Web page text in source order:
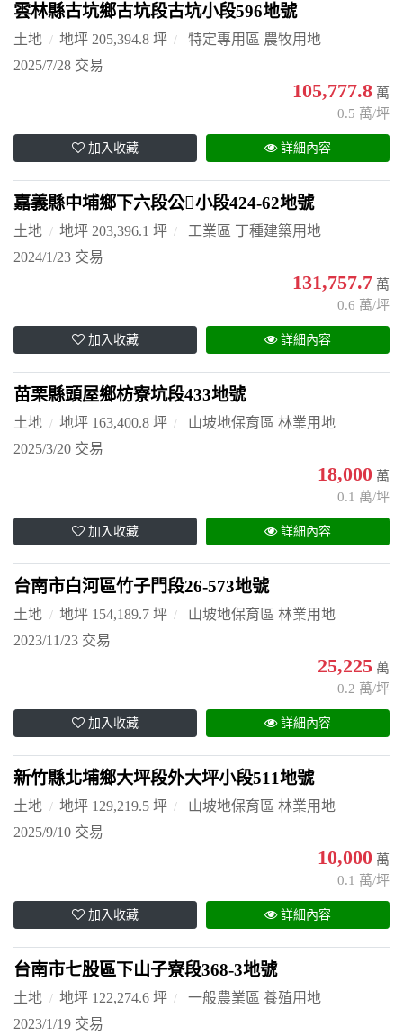
雲林縣古坑鄉古坑段古坑小段596地號
土地 地坪 205,394.8 坪
特定專用區 農牧用地
2025/7/28 交易
105,777.8 萬
0.5 萬/坪
加入收藏 詳細內容
嘉義縣中埔鄉下六段公小段424-62地號
土地 地坪 203,396.1 坪
工業區 丁種建築用地
2024/1/23 交易
131,757.7 萬
0.6 萬/坪
加入收藏 詳細內容
苗栗縣頭屋鄉枋寮坑段433地號
土地 地坪 163,400.8 坪
山坡地保育區 林業用地
2025/3/20 交易
18,000 萬
0.1 萬/坪
加入收藏 詳細內容
台南市白河區竹子門段26-573地號
土地 地坪 154,189.7 坪
山坡地保育區 林業用地
2023/11/23 交易
25,225 萬
0.2 萬/坪
加入收藏 詳細內容
新竹縣北埔鄉大坪段外大坪小段511地號
土地 地坪 129,219.5 坪
山坡地保育區 林業用地
2025/9/10 交易
10,000 萬
0.1 萬/坪
加入收藏 詳細內容
台南市七股區下山子寮段368-3地號
土地 地坪 122,274.6 坪
一般農業區 養殖用地
2023/1/19 交易